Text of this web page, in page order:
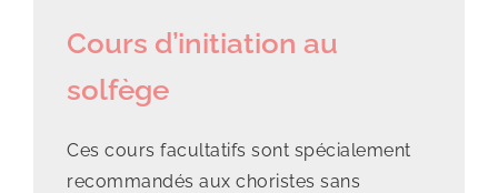
Cours d’initiation au
solfège
Ces cours facultatifs sont spécialement
recommandés aux choristes sans